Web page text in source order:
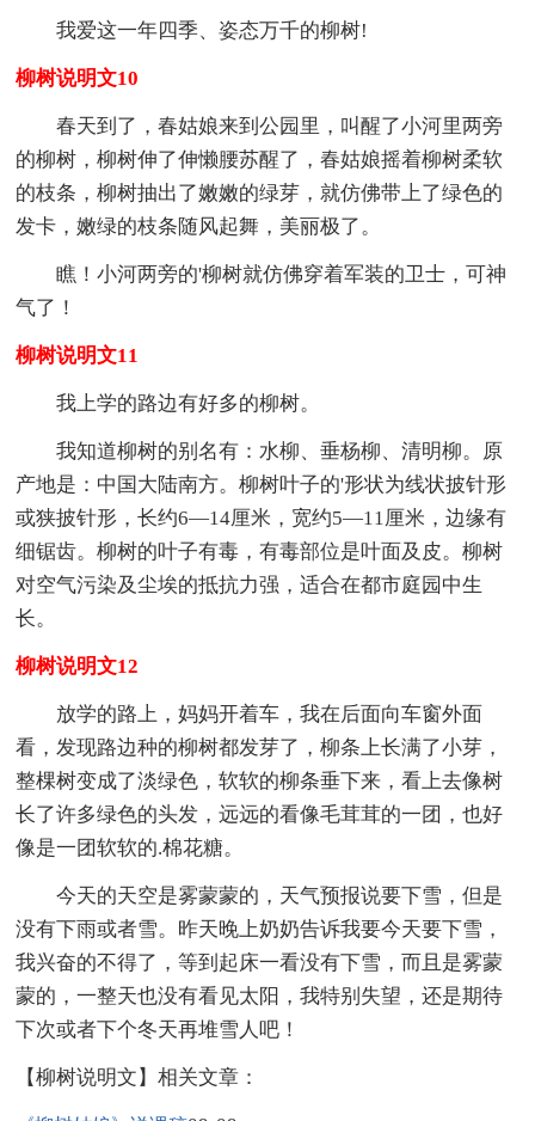
我爱这一年四季、姿态万千的柳树!
柳树说明文10
春天到了，春姑娘来到公园里，叫醒了小河里两旁
的柳树，柳树伸了伸懒腰苏醒了，春姑娘摇着柳树柔软
的枝条，柳树抽出了嫩嫩的绿芽，就仿佛带上了绿色的
发卡，嫩绿的枝条随风起舞，美丽极了。
瞧！小河两旁的'柳树就仿佛穿着军装的卫士，可神
气了！
柳树说明文11
我上学的路边有好多的柳树。
我知道柳树的别名有：水柳、垂杨柳、清明柳。原
产地是：中国大陆南方。柳树叶子的'形状为线状披针形
或狭披针形，长约6—14厘米，宽约5—11厘米，边缘有
细锯齿。柳树的叶子有毒，有毒部位是叶面及皮。柳树
对空气污染及尘埃的抵抗力强，适合在都市庭园中生
长。
柳树说明文12
放学的路上，妈妈开着车，我在后面向车窗外面
看，发现路边种的柳树都发芽了，柳条上长满了小芽，
整棵树变成了淡绿色，软软的柳条垂下来，看上去像树
长了许多绿色的头发，远远的看像毛茸茸的一团，也好
像是一团软软的.棉花糖。
今天的天空是雾蒙蒙的，天气预报说要下雪，但是
没有下雨或者雪。昨天晚上奶奶告诉我要今天要下雪，
我兴奋的不得了，等到起床一看没有下雪，而且是雾蒙
蒙的，一整天也没有看见太阳，我特别失望，还是期待
下次或者下个冬天再堆雪人吧！
【柳树说明文】相关文章：